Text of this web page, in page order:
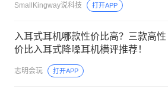
SmallKingway说科技 打开APP
入耳式耳机哪款性价比高？三款高性
价比入耳式降噪耳机横评推荐！
志明会玩 打开APP